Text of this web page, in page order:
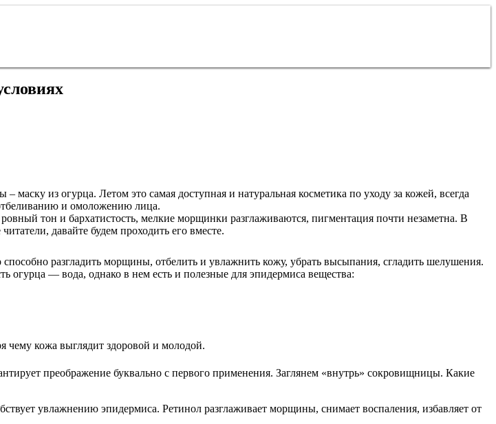
из огурца. Летом это самая доступная и натуральная косметика по уходу за кожей, всегда
и омоложению лица.
тон и бархатистость, мелкие морщинки разглаживаются, пигментация почти незаметна. В
давайте будем проходить его вместе.
разгладить морщины, отбелить и увлажнить кожу, убрать высыпания, сгладить шелушения.
огурца — вода, однако в нем есть и полезные для эпидермиса вещества:
чему кожа выглядит здоровой и молодой.
преображение буквально с первого применения. Заглянем «внутрь» сокровищницы. Какие
увлажнению эпидермиса. Ретинол разглаживает морщины, снимает воспаления, избавляет от